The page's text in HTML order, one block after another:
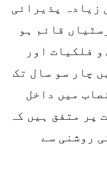
زیادہ پذیرائی
قائم ہو
فلکیات اور
چار سو سال تک
میں داخل
پر متفق ہیں کہ
روشنی سے